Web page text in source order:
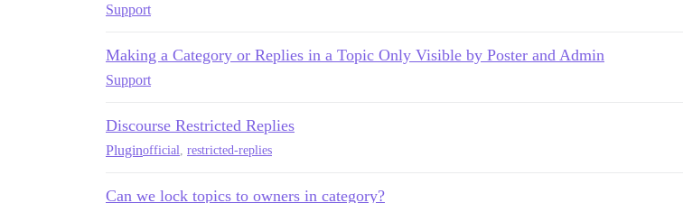
Support
Making a Category or Replies in a Topic Only Visible by Poster and Admin
Support
Discourse Restricted Replies
Pluginofficial, restricted-replies
Can we lock topics to owners in category?